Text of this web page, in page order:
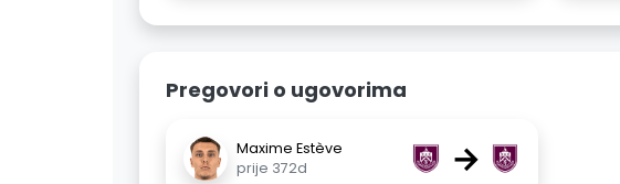
Pregovori o ugovorima
Maxime Estève
prije 372d
→